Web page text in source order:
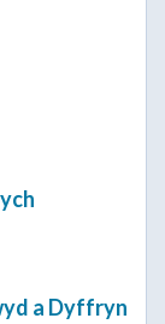
a Dyffryn